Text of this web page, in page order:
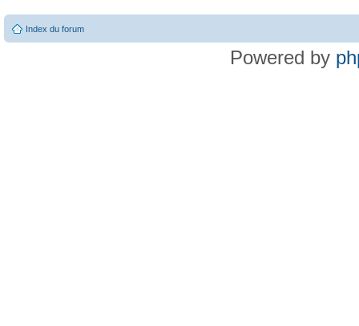
Index du forum
Powered by